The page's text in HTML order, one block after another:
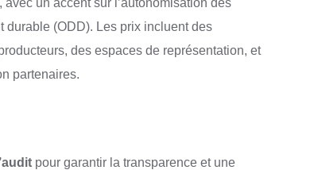
un accent sur l’autonomisation des
durable (ODD). Les prix incluent des
des espaces de représentation, et
partenaires.
pour garantir la transparence et une